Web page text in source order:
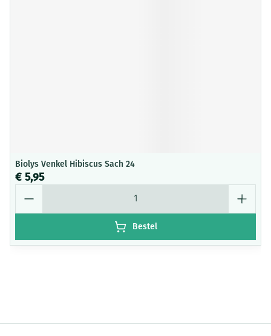
Biolys Venkel Hibiscus Sach 24
€ 5,95
Bestel